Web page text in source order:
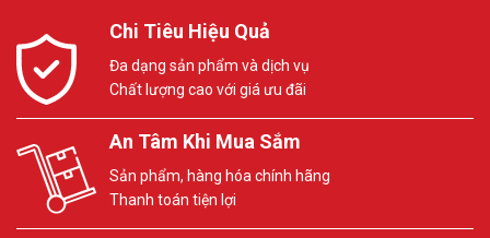
Chi Tiêu Hiệu Quả
Đa dạng sản phẩm và dịch vụ
Chất lượng cao với giá ưu đãi
An Tâm Khi Mua Sắm
Sản phẩm, hàng hóa chính hãng
Thanh toán tiện lợi